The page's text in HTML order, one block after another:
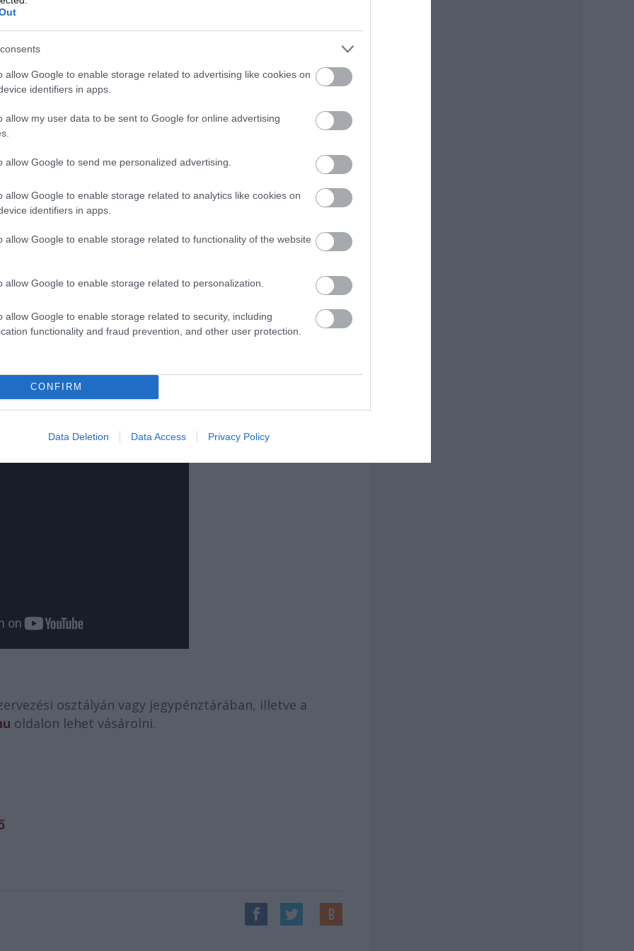
allow Google to enable storage related to advertising like cookies on
identifiers in apps.
allow my user data to be sent to Google for online advertising
allow Google to send me personalized advertising.
allow Google to enable storage related to analytics like cookies on
identifiers in apps.
allow Google to enable storage related to functionality of the website
allow Google to enable storage related to personalization.
allow Google to enable storage related to security, including
functionality and fraud prevention, and other user protection.
CONFIRM
Data Deletion Data Access Privacy Policy
a célkitűzései között szerepelt, hogy új, fiatalos
tárja a kapuit, hogy azok is kedvet kapjanak a
vagy egyáltalán nem járnak színházba. Ezért
a különböző művészeti fesztiválokon is arra
váltsanak karszalagot az Éjszakára. Egy hatalmas
és az Ördögkatlan fesztiválozóit: a motiváció is
kirakták a Színházak Éjszakája kockáját, páros
Budapesti Operettszínház, Budapest Bábszínház,
Hatszín Teátrum, Játékszín, József Attila Színház,
Színház, Karinthy Színház, Katona József
Madách Színház, Magyar Állami Operaház, Momentán
Pesti Magyar Színház, Pinceszínház, Radnóti Miklós
Színpad (Színház- és Filmművészeti Egyetem),
Turay Ida Színház, Újszínház, Vidám Színpad,
osztályán vagy jegypénztárában, illetve a
oldalon lehet vásárolni.